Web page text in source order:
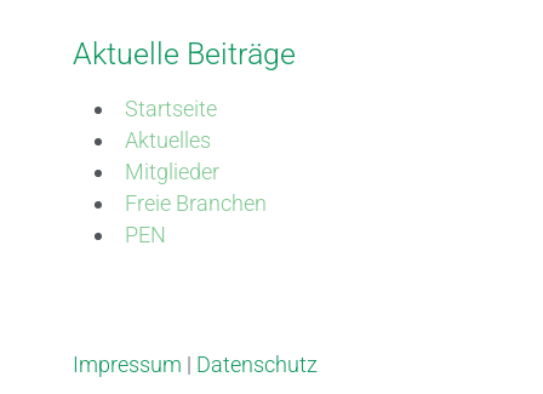
Aktuelle Beiträge
Startseite
Aktuelles
Mitglieder
Freie Branchen
PEN
Impressum | Datenschutz